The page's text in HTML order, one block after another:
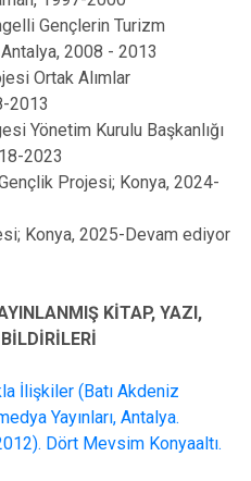
Gençlerin Turizm
2008 - 2013
Ortak Alımlar
2013
Yönetim Kurulu Başkanlığı
2023
Projesi; Konya, 2024-
Konya, 2025-Devam ediyor
KİTAP, YAZI,
İlişkiler (Batı Akdeniz
Yayınları, Antalya.
Dört Mevsim Konyaaltı.